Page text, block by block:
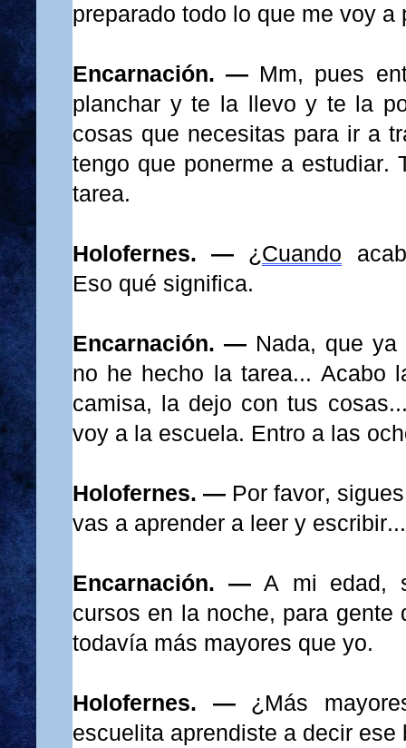
preparado todo lo que me voy a
Encarnación. — Mm, pues
planchar y te la llevo y te la
cosas que necesitas para ir a
tengo que ponerme a estudiar.
tarea.
Holofernes. — ¿Cuando
Eso qué significa.
Encarnación. — Nada, que
no he hecho la tarea... Acabo
camisa, la dejo con tus
voy a la escuela. Entro a las
Holofernes. — Por favor,
vas a aprender a leer y
Encarnación. — A mi edad,
cursos en la noche, para gente
todavía más mayores que yo.
Holofernes. — ¿Más
escuelita aprendiste a decir ese